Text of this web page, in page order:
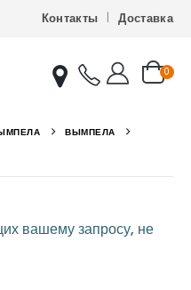
Контакты Доставка
0
ВЫМПЕЛА
вашему запросу, не